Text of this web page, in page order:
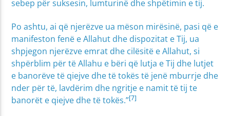
sebep për suksesin, lumturinë dhe shpëtimin e tij.
Po ashtu, ai që njerëzve ua mëson mirësinë, pasi që e
manifeston fenë e Allahut dhe dispozitat e Tij, ua
shpjegon njerëzve emrat dhe cilësitë e Allahut, si
shpërblim për të Allahu e bëri që lutja e Tij dhe lutjet
e banorëve të qiejve dhe të tokës të jenë mburrje dhe
nder për të, lavdërim dhe ngritje e namit të tij te
banorët e qiejve dhe të tokës.”[7]